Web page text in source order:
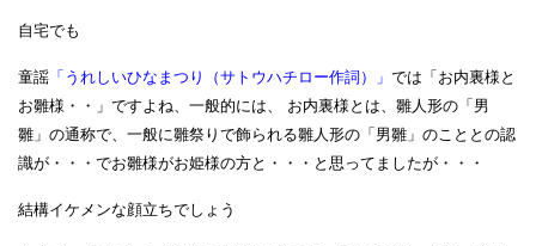
自宅でも
童謡 「うれしいひなまつり（サトウハチロー作詞）」 では「お内裏様と
お雛様・・」ですよね、一般的には、 お内裏様とは、雛人形の「男
雛」の通称で、一般に雛祭りで飾られる雛人形の「男雛」のこととの認
識が・・・でお雛様がお姫様の方と・・・と思ってましたが・・・
結構イケメンな顔立ちでしょう